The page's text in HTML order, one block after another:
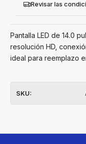
Revisar las
Pantalla LED de 14.0
resolución HD,
ideal para reemplazo
SKU: